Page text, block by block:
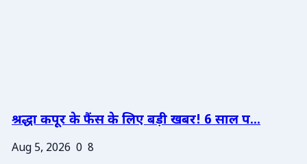
श्रद्धा कपूर के फैंस के लिए बड़ी खबर! 6 साल प...
Aug 5, 2026 0 8